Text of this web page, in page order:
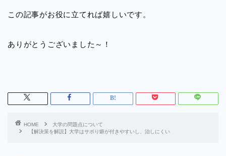
この記事がお役に立てれば嬉しいです。
ありがとうございました～！
HOME
大学の問題点について
【解決策を解説】大学はサボり癖が付きやすいし、治しにくい